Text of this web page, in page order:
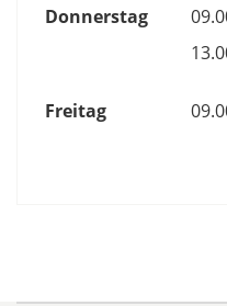
Donnerstag
Freitag